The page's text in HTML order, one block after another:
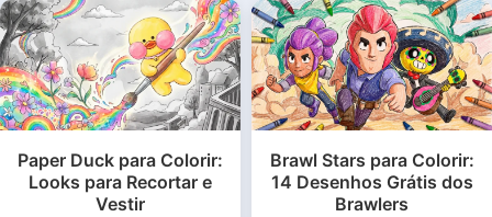
Paper Duck para Colorir:
Looks para Recortar e
Vestir
Brawl Stars para Colorir:
14 Desenhos Grátis dos
Brawlers